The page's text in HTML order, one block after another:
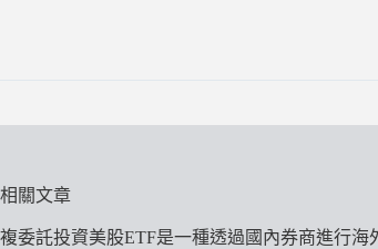
相關文章
複委託投資美股ETF是一種透過國內券商進行海